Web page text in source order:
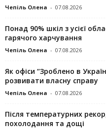
Чепіль Олена - 07.08.2026
Понад 90% шкіл з усієї
гарячого харчування
Чепіль Олена - 07.08.2026
Як офіси “Зроблено в
розвивати власну справу
Чепіль Олена - 07.08.2026
Після температурних
похолодання та дощі